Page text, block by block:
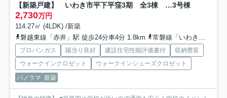
【新築戸建】 いわき市平下平窪3期 全3棟 長期優良住宅3号棟
2,730万円
114.27㎡ (4LDK) /新築
磐越東線「赤井」駅 徒歩24分車4分 1.8km
常磐線「いわき」駅 徒歩42分車8分 3.6km
プロパンガス 陽当り良好 建設住宅性能評価書付
収納豊富
ウォークインクロゼット
ウォークインシューズクロゼット
パノラマ 新築